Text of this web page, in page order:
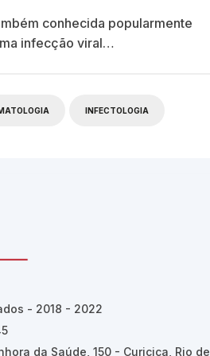
conhecida popularmente
infecção viral…
INFECTOLOGIA
- 2018 - 2022
da Saúde, 150 - Curicica, Rio de